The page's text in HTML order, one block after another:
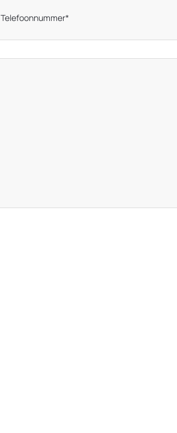
Telefoonnummer*